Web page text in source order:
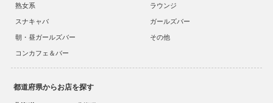
熟女系
ラウンジ
スナキャバ
ガールズバー
朝・昼ガールズバー
その他
コンカフェ＆バー
都道府県からお店を探す